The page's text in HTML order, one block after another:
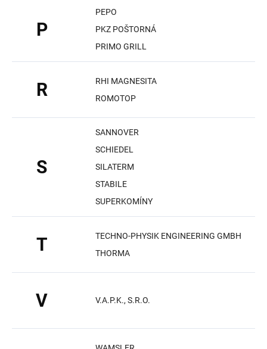
P
PEPO
PKZ POŠTORNÁ
PRIMO GRILL
R
RHI MAGNESITA
ROMOTOP
S
SANNOVER
SCHIEDEL
SILATERM
STABILE
SUPERKOMÍNY
T
TECHNO-PHYSIK ENGINEERING GMBH
THORMA
V V.A.P.K., S.R.O.